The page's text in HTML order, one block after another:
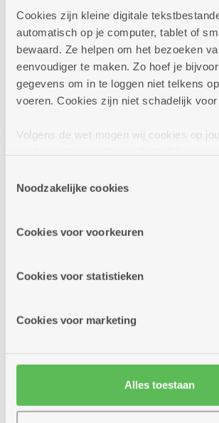
Cookies zijn kleine digitale
automatisch op je computer, tablet of
bewaard. Ze helpen om het bezoeken
eenvoudiger te maken. Zo hoef je
gegevens om in te loggen niet telkens
voeren. Cookies zijn niet schadelijk
Volgens de wet mogen wij cookies op
cookies hebben we jouw toestemming
cookies worden geplaatst door derde
informatie over jouw (geanonimiseerd)
partners kunnen deze gegevens
Noodzakelijke cookies
Cookies voor voorkeuren
Cookies voor statistieken
Cookies voor marketing
Alles toestaan
dinsdag
25
augustus
14u
-
16u
Elke dinsdag
Spelletjesnamiddag
Iedere laatste dinsdag van de
vrijwilliger Dirk Iedereen welkom
woensdag
26
augustus
14u
-
16u